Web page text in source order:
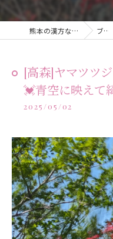
熊本の漢方ならツツミ薬局 ブログ
[高森]ヤマツツ
💓青空に映えて
2025/05/02